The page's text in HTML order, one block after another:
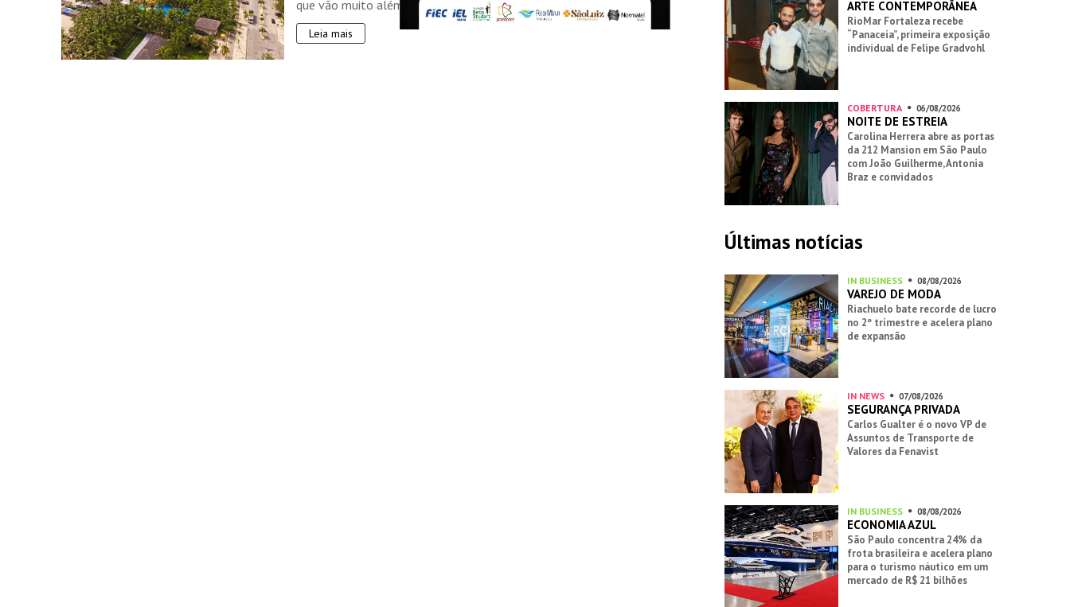
que vão muito além das ...
Leia mais
ARTE CONTEMPORÂNEA
RioMar Fortaleza recebe
“Panaceia”, primeira exposição
individual de Felipe Gradvohl
COBERTURA 06/08/2026
NOITE DE ESTREIA
Carolina Herrera abre as portas
da 212 Mansion em São Paulo
com João Guilherme, Antonia
Braz e convidados
Últimas notícias
IN BUSINESS 08/08/2026
VAREJO DE MODA
Riachuelo bate recorde de lucro
no 2º trimestre e acelera plano
de expansão
IN NEWS 07/08/2026
SEGURANÇA PRIVADA
Carlos Gualter é o novo VP de
Assuntos de Transporte de
Valores da Fenavist
IN BUSINESS 08/08/2026
ECONOMIA AZUL
São Paulo concentra 24% da
frota brasileira e acelera plano
para o turismo náutico em um
mercado de R$ 21 bilhões